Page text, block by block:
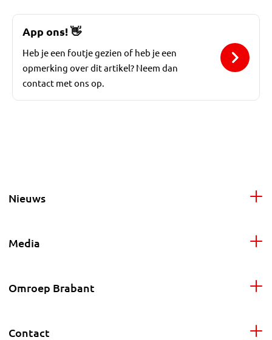
App ons!👋
Heb je een foutje gezien of heb je een
opmerking over dit artikel? Neem dan
contact met ons op.
Nieuws
Media
Omroep Brabant
Contact